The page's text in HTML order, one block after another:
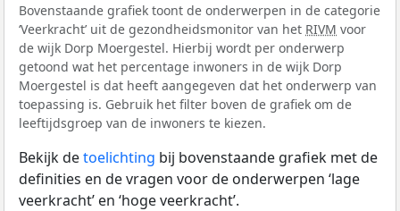
Bovenstaande grafiek toont de onderwerpen in de categorie
‘Veerkracht’ uit de gezondheidsmonitor van het RIVM voor
de wijk Dorp Moergestel. Hierbij wordt per onderwerp
getoond wat het percentage inwoners in de wijk Dorp
Moergestel is dat heeft aangegeven dat het onderwerp van
toepassing is. Gebruik het filter boven de grafiek om de
leeftijdsgroep van de inwoners te kiezen.
Bekijk detoelichting bij bovenstaande grafiek met de
definities en de vragen voor de onderwerpen ‘lage
veerkracht’ en ‘hoge veerkracht’.